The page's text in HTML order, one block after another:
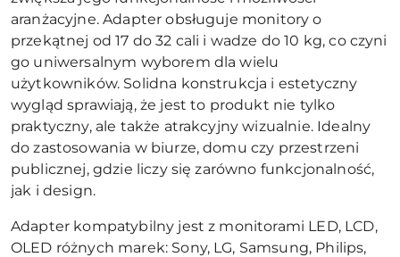
aranżacyjne. Adapter obsługuje monitory o
przekątnej od 17 do 32 cali i wadze do 10 kg, co czyni
go uniwersalnym wyborem dla wielu
użytkowników. Solidna konstrukcja i estetyczny
wygląd sprawiają, że jest to produkt nie tylko
praktyczny, ale także atrakcyjny wizualnie. Idealny
do zastosowania w biurze, domu czy przestrzeni
publicznej, gdzie liczy się zarówno funkcjonalność,
jak i design.
Adapter kompatybilny jest z monitorami LED, LCD,
OLED różnych marek: Sony, LG, Samsung, Philips,